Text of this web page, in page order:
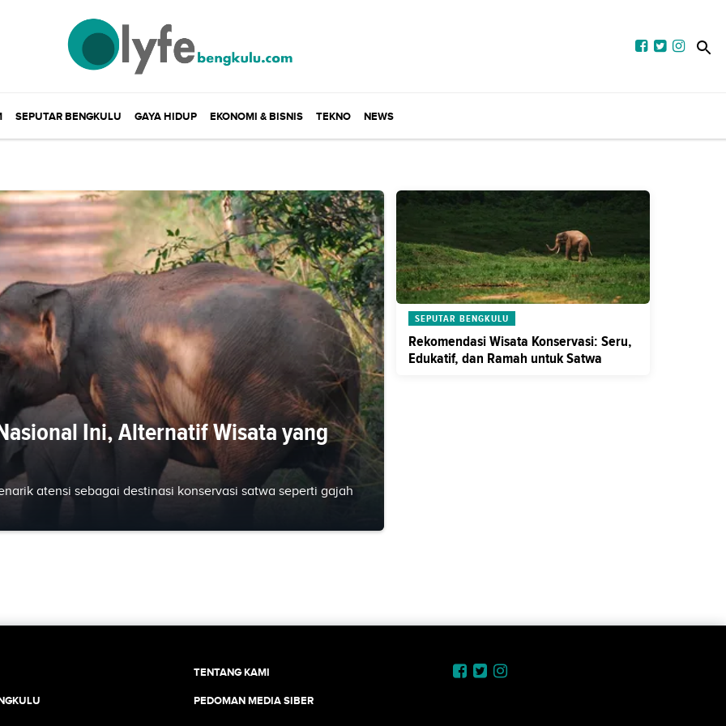
SEPUTAR BENGKULU GAYA HIDUP EKONOMI & BISNIS TEKNO NEWS
Ini, Alternatif Wisata yang
atensi sebagai destinasi konservasi satwa seperti gajah
SEPUTAR BENGKULU
Rekomendasi Wisata Konservasi: Seru,
Edukatif, dan Ramah untuk Satwa
TENTANG KAMI
PEDOMAN MEDIA SIBER